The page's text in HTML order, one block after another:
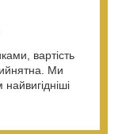
вартість
Ми